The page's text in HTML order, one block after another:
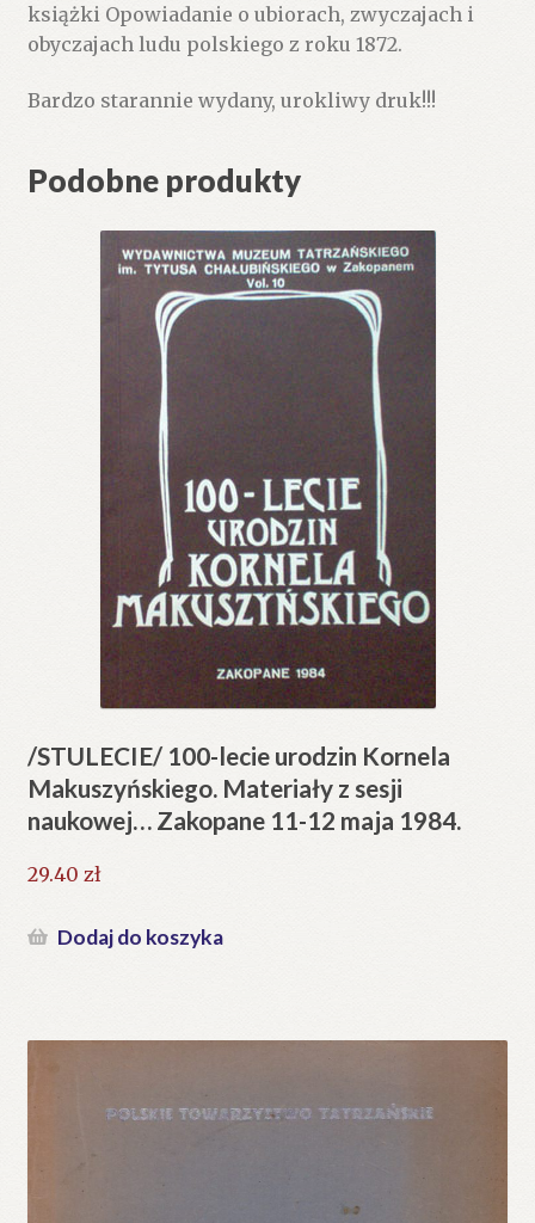
książki Opowiadanie o ubiorach, zwyczajach i
obyczajach ludu polskiego z roku 1872.
Bardzo starannie wydany, urokliwy druk!!!
Podobne produkty
/STULECIE/ 100-lecie urodzin Kornela
Makuszyńskiego. Materiały z sesji
naukowej… Zakopane 11-12 maja 1984.
29.40 zł
Dodaj do koszyka